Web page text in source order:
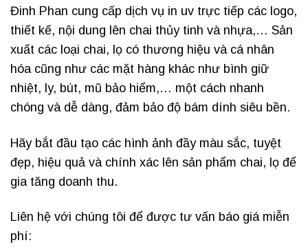
Đinh Phan cung cấp dịch vụ in uv trực tiếp các logo,
thiết kế, nội dung lên chai thủy tinh và nhựa,… Sản
xuất các loại chai, lọ có thương hiệu và cá nhân
hóa cũng như các mặt hàng khác như bình giữ
nhiệt, ly, bút, mũ bảo hiểm,… một cách nhanh
chóng và dễ dàng, đảm bảo độ bám dính siêu bền.
Hãy bắt đầu tạo các hình ảnh đầy màu sắc, tuyệt
đẹp, hiệu quả và chính xác lên sản phẩm chai, lọ để
gia tăng doanh thu.
Liên hệ với chúng tôi để được tư vấn báo giá miễn
phí: